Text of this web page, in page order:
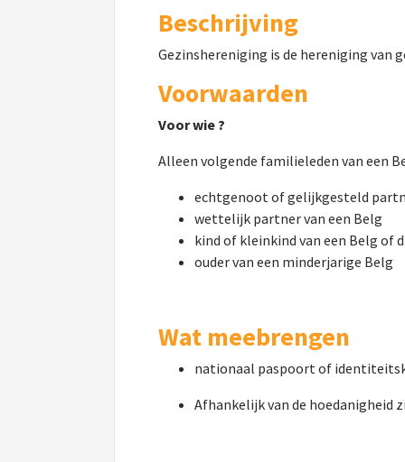
Beschrijving
Gezinshereniging is de hereniging van
Voorwaarden
Voor wie ?
Alleen volgende familieleden van een
echtgenoot of gelijkgesteld
wettelijk partner van een Belg
kind of kleinkind van een Belg of
ouder van een minderjarige Belg
Wat meebrengen
nationaal paspoort of
Afhankelijk van de hoedanigheid